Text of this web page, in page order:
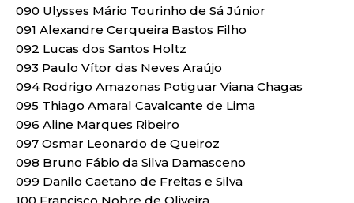
090 Ulysses Mário Tourinho de Sá Júnior
091 Alexandre Cerqueira Bastos Filho
092 Lucas dos Santos Holtz
093 Paulo Vítor das Neves Araújo
094 Rodrigo Amazonas Potiguar Viana Chagas
095 Thiago Amaral Cavalcante de Lima
096 Aline Marques Ribeiro
097 Osmar Leonardo de Queiroz
098 Bruno Fábio da Silva Damasceno
099 Danilo Caetano de Freitas e Silva